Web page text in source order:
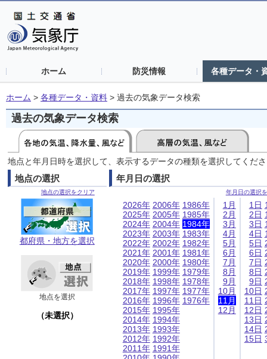
ホーム 防災情報 各種データ・
ホーム > 各種データ・資料 > 過去の気象データ検索
過去の気象データ検索
地点と年月日時を選択して、表示するデータの種類を選択してくだ
地点の選択
地点の選択をクリア
都府県・地方を選択
地点を選択
（未選択）
年月日の選択
年月日の選択
2026年
2025年
2024年
2023年
2022年
2021年
2020年
2019年
2018年
2017年
2016年
2015年
2014年
2013年
2012年
2011年
2006年
2005年
2004年
2003年
2002年
2001年
2000年
1999年
1998年
1997年
1996年
1995年
1994年
1993年
1992年
1991年
1986年
1985年
1984年
1983年
1982年
1981年
1980年
1979年
1978年
1977年
1976年
1月
2月
3月
4月
5月
6月
7月
8月
9月
10月
11月
12月
1日
2日
3日
4日
5日
6日
7日
8日
9日
10日
11日
12日
13日
14日
15日